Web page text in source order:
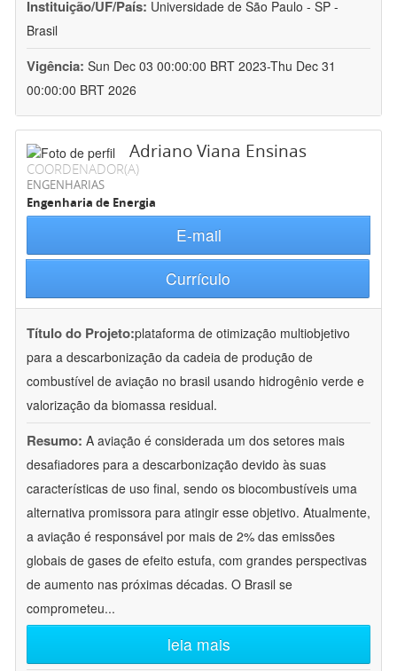
Instituição/UF/País: Universidade de São Paulo - SP -
Brasil
Vigência: Sun Dec 03 00:00:00 BRT 2023-Thu Dec 31
00:00:00 BRT 2026
Adriano Viana Ensinas
COORDENADOR(A)
ENGENHARIAS
Engenharia de Energia
E-mail
Currículo
Título do Projeto:plataforma de otimização multiobjetivo
para a descarbonização da cadeia de produção de
combustível de aviação no brasil usando hidrogênio verde e
valorização da biomassa residual.
Resumo: A aviação é considerada um dos setores mais
desafiadores para a descarbonização devido às suas
características de uso final, sendo os biocombustíveis uma
alternativa promissora para atingir esse objetivo. Atualmente,
a aviação é responsável por mais de 2% das emissões
globais de gases de efeito estufa, com grandes perspectivas
de aumento nas próximas décadas. O Brasil se
comprometeu...
leia mais